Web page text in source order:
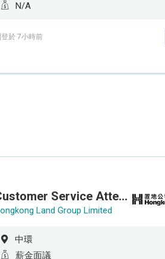
N/A
於 7小時前
Customer Service Attendant (5-day work)
Land Group Limited
中環
薪金面議